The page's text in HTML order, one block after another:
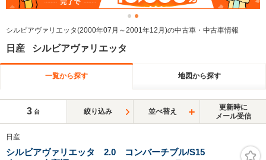
シルビアヴァリエッタ(2000年07月～2001年12月)の中古車・中古車情報
日産 シルビアヴァリエッタ
一覧から探す 地図から探す
3 台 絞り込み 並べ替え
更新時に
メール受信
日産
シルビアヴァリエッタ 2.0 コンバーチブル/S15